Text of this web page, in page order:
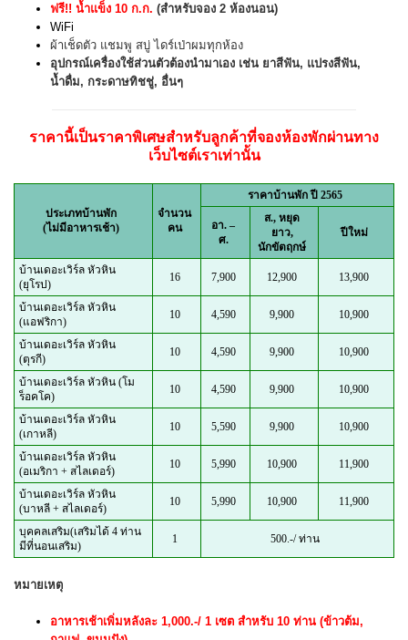
ฟรี!! น้ำแข็ง 10 ก.ก. (สำหรับจอง 2 ห้องนอน)
WiFi
ผ้าเช็ดตัว แชมพู สบู่ ไดร์เป่าผมทุกห้อง
อุปกรณ์เครื่องใช้ส่วนตัวต้องนำมาเอง เช่น ยาสีฟัน, แปรงสีฟัน,
น้ำดื่ม, กระดาษทิชชู่, อื่นๆ
ราคานี้เป็นราคาพิเศษสำหรับลูกค้าที่จองห้องพักผ่านทาง
เว็บไซต์เราเท่านั้น
ประเภทบ้านพัก
(ไม่มีอาหารเช้า)
จำนวน
คน
ราคาบ้านพัก ปี 2565
อา. –
ศ.
ส., หยุด
ยาว,
นักขัตฤกษ์
ปีใหม่
บ้านเดอะเวิร์ล หัวหิน
(ยุโรป)
16 7,900 12,900 13,900
บ้านเดอะเวิร์ล หัวหิน
(แอฟริกา)
10 4,590 9,900 10,900
บ้านเดอะเวิร์ล หัวหิน
(ตุรกี)
10 4,590 9,900 10,900
บ้านเดอะเวิร์ล หัวหิน (โม
ร็อคโค)
10 4,590 9,900 10,900
บ้านเดอะเวิร์ล หัวหิน
(เกาหลี)
10 5,590 9,900 10,900
บ้านเดอะเวิร์ล หัวหิน
(อเมริกา + สไลเดอร์)
10 5,990 10,900 11,900
บ้านเดอะเวิร์ล หัวหิน
(บาหลี + สไลเดอร์)
10 5,990 10,900 11,900
บุคคลเสริม(เสริมได้ 4 ท่าน
มีที่นอนเสริม)
1 500.-/ ท่าน
หมายเหตุ
อาหารเช้าเพิ่มหลังละ 1,000.-/ 1 เซต สำหรับ 10 ท่าน (ข้าวต้ม,